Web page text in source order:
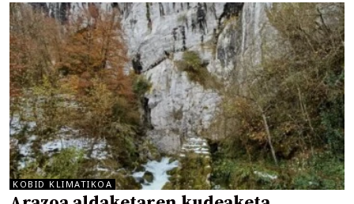
KOBID KLIMATIKOA